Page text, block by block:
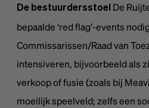
De bestuurdersstoel De
bepaalde ‘red flag’-events
Commissarissen/Raad van
intensiveren, bijvoorbeeld als
verkoop of fusie (zoals bij
moeilijk speelveld; zelfs een